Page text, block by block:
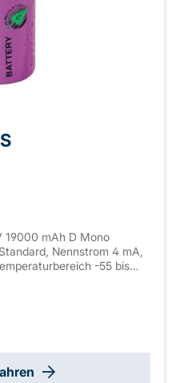
19000 mAh D Mono
Nennstrom 4 mA,
-55 bis